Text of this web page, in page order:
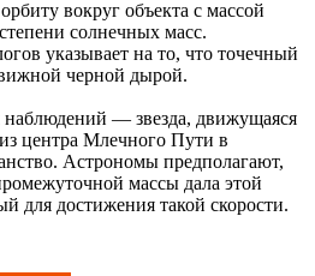
вокруг объекта с массой
солнечных масс.
указывает на то, что точечный
черной дырой.
— звезда, движущаяся
центра Млечного Пути в
Астрономы предполагают,
массы дала этой
для достижения такой скорости.